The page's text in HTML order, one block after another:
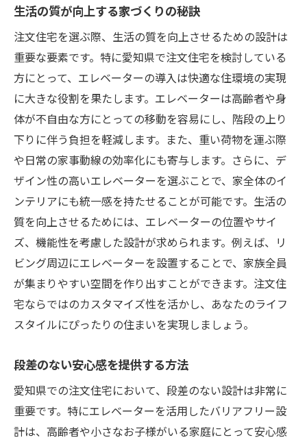
生活の質が向上する家づくりの秘訣
注文住宅を選ぶ際、生活の質を向上させるための設計は
重要な要素です。特に愛知県で注文住宅を検討している
方にとって、エレベーターの導入は快適な住環境の実現
に大きな役割を果たします。エレベーターは高齢者や身
体が不自由な方にとっての移動を容易にし、階段の上り
下りに伴う負担を軽減します。また、重い荷物を運ぶ際
や日常の家事動線の効率化にも寄与します。さらに、デ
ザイン性の高いエレベーターを選ぶことで、家全体のイ
ンテリアにも統一感を持たせることが可能です。生活の
質を向上させるためには、エレベーターの位置やサイ
ズ、機能性を考慮した設計が求められます。例えば、リ
ビング周辺にエレベーターを設置することで、家族全員
が集まりやすい空間を作り出すことができます。注文住
宅ならではのカスタマイズ性を活かし、あなたのライフ
スタイルにぴったりの住まいを実現しましょう。
段差のない安心感を提供する方法
愛知県での注文住宅において、段差のない設計は非常に
重要です。特にエレベーターを活用したバリアフリー設
計は、高齢者や小さなお子様がいる家庭にとって安心感